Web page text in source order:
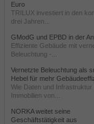
Euro
TRILUX investiert in den
drei Jahren...
GModG und EPBD in der
Effiziente Gebäude mit
Beleuchtung -...
Vernetzte Beleuchtung als
Hebel für mehr
Wie Daten und Infrastruktur
Immobilien von...
NORKA weitet seine
Geschäftstätigkeit aus